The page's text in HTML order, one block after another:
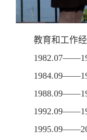
教育和工作经